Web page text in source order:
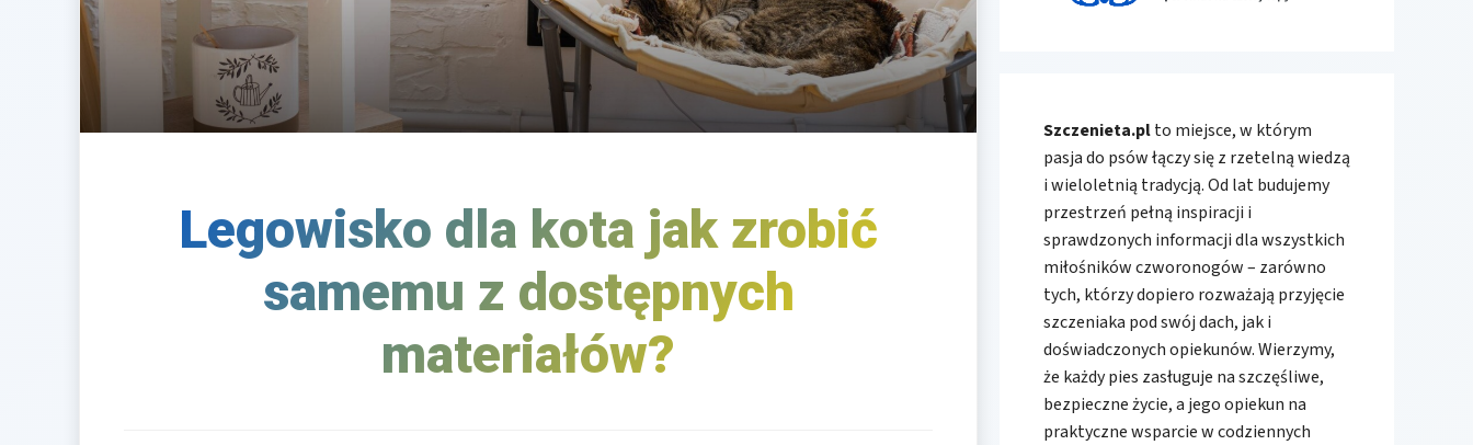
Legowisko dla kota jak zrobić
samemu z dostępnych
materiałów?
Szczenieta.plto miejsce, w którym
pasja do psów łączy się z rzetelną wiedzą
i wieloletnią tradycją. Od lat budujemy
przestrzeń pełną inspiracji i
sprawdzonych informacji dla wszystkich
miłośników czworonogów – zarówno
tych, którzy dopiero rozważają przyjęcie
szczeniaka pod swój dach, jak i
doświadczonych opiekunów. Wierzymy,
że każdy pies zasługuje na szczęśliwe,
bezpieczne życie, a jego opiekun na
praktyczne wsparcie w codziennych